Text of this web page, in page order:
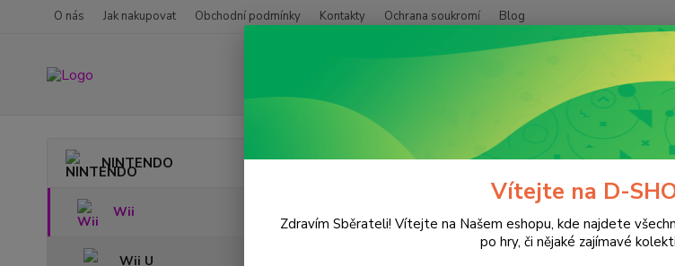
O nás Jak nakupovat Obchodní podmínky Kontakty Ochrana soukromí Blog
NINTENDO
Wii
Wii U
NINTENDO Wii Zumba Fitness
Zumba FitnessVítejte na D-
Zdravím Sběrateli! Vítejte na Našem eshopu, kde najdete
po hry, či nějaké zajímavé